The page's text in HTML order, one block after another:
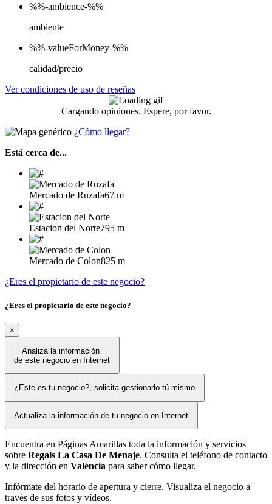
%%-ambience-%%
ambiente
%%-valueForMoney-%%
calidad/precio
Ver condiciones de uso de reseñas
Cargando opiniones. Espere, por favor.
¿Cómo llegar?
Está cerca de...
Mercado de Ruzafa67 m
Estacion del Norte795 m
Mercado de Colon825 m
¿Eres el propietario de este negocio?
¿Eres el propietario de este negocio?
×
Analiza la información
de este negocio en Internet
¿Este es tu negocio?, solicita gestionarlo tú mismo
Actualiza la información de tu negocio en Internet
Encuentra en Páginas Amarillas toda la información y servicios
sobre Regals La Casa De Menaje. Consulta el teléfono de contacto
y la dirección en València para saber cómo llegar.
Infórmate del horario de apertura y cierre. Visualiza el negocio a
través de sus fotos y vídeos.